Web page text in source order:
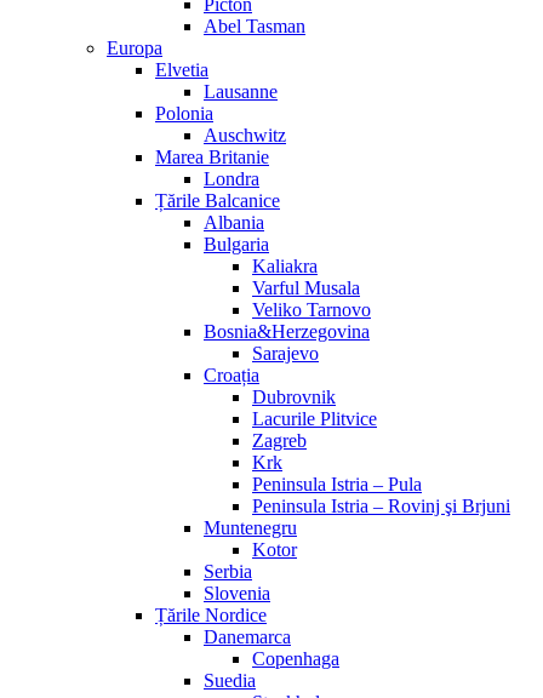
Picton
Abel Tasman
Europa
Elvetia
Lausanne
Polonia
Auschwitz
Marea Britanie
Londra
Țările Balcanice
Albania
Bulgaria
Kaliakra
Varful Musala
Veliko Tarnovo
Bosnia&Herzegovina
Sarajevo
Croația
Dubrovnik
Lacurile Plitvice
Zagreb
Krk
Peninsula Istria – Pula
Peninsula Istria – Rovinj şi Brjuni
Muntenegru
Kotor
Serbia
Slovenia
Țările Nordice
Danemarca
Copenhaga
Suedia